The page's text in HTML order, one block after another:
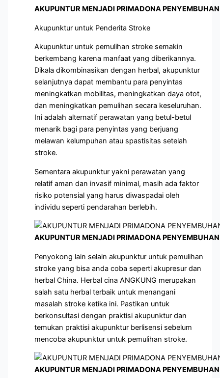
AKUPUNTUR MENJADI PRIMADONA
Akupunktur untuk Penderita Stroke
Akupunktur untuk pemulihan stroke semakin
berkembang karena manfaat yang diberikannya.
Dikala dikombinasikan dengan herbal, akupunktur
selanjutnya dapat membantu para penyintas
meningkatkan mobilitas, meningkatkan daya otot,
dan meningkatkan pemulihan secara keseluruhan.
Ini adalah alternatif perawatan yang betul-betul
menarik bagi para penyintas yang berjuang
melawan kelumpuhan atau spastisitas setelah
stroke.
Sementara akupunktur yakni perawatan yang
relatif aman dan invasif minimal, masih ada faktor
risiko potensial yang harus diwaspadai oleh
individu seperti pendarahan berlebih.
AKUPUNTUR MENJADI PRIMADONA
Penyokong lain selain akupunktur untuk pemulihan
stroke yang bisa anda coba seperti akupresur dan
herbal China. Herbal cina ANGKUNG merupakan
salah satu herbal terbaik untuk menangani
masalah stroke ketika ini. Pastikan untuk
berkonsultasi dengan praktisi akupunktur dan
temukan praktisi akupunktur berlisensi sebelum
mencoba akupunktur untuk pemulihan stroke.
AKUPUNTUR MENJADI PRIMADONA